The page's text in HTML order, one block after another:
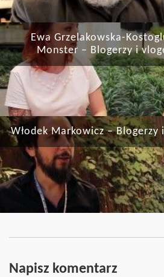
Ewa Grzelakowska-
Monster – Blogerzy i
Włodek Markowicz – Blogerzy
Napisz komentarz